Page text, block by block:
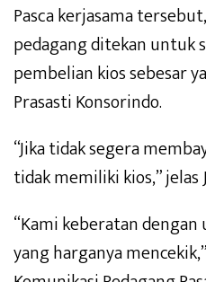
Pasca kerjasama tersebut,
pedagang ditekan untuk
pembelian kios sebesar
Prasasti Konsorindo.
“Jika tidak segera
tidak memiliki kios,” jelas
“Kami keberatan
yang harganya